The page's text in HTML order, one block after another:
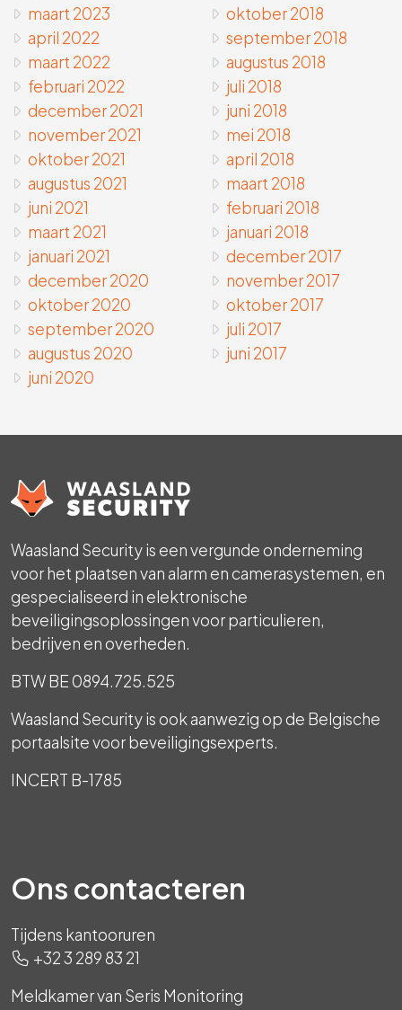
maart 2023
april 2022
maart 2022
februari 2022
december 2021
november 2021
oktober 2021
augustus 2021
juni 2021
maart 2021
januari 2021
december 2020
oktober 2020
september 2020
augustus 2020
juni 2020
oktober 2018
september 2018
augustus 2018
juli 2018
juni 2018
mei 2018
april 2018
maart 2018
februari 2018
januari 2018
december 2017
november 2017
oktober 2017
juli 2017
juni 2017
Waasland Security is een vergunde onderneming
voor het plaatsen van alarm en camerasystemen, en
gespecialiseerd in elektronische
beveiligingsoplossingen voor particulieren,
bedrijven en overheden.
BTW BE 0894.725.525
Waasland Security is ook aanwezig op de Belgische
portaalsite voor beveiligingsexperts.
INCERT B-1785
Ons contacteren
Tijdens kantooruren
+32 3 289 83 21
Meldkamer van Seris Monitoring